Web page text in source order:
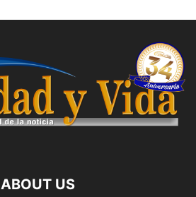
ABOUT US